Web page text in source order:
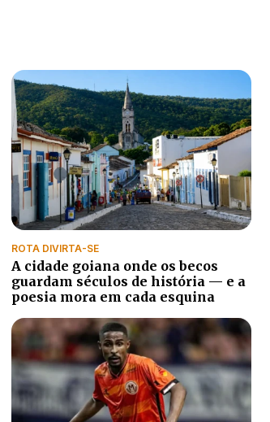
ROTA DIVIRTA-SE
A cidade goiana onde os becos
guardam séculos de história — e a
poesia mora em cada esquina